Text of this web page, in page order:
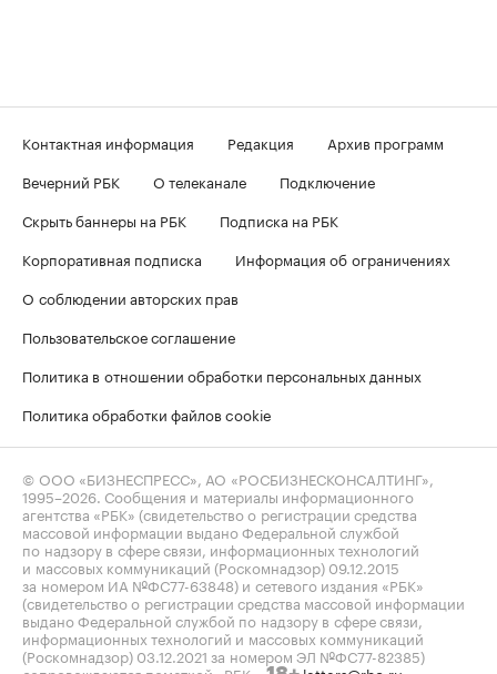
Контактная информация Редакция
Архив программ
Вечерний РБК
О телеканале
Подключение
Скрыть баннеры на РБК
Подписка на РБК
Корпоративная подписка
Информация об ограничениях
О соблюдении авторских прав
Пользовательское соглашение
Политика в отношении обработки персональных данных
Политика обработки файлов cookie
© ООО «БИЗНЕСПРЕСС», АО «РОСБИЗНЕСКОНСАЛТИНГ»,
1995–2026 . Сообщения и материалы информационного
агентства «РБК» (свидетельство о регистрации средства
массовой информации выдано Федеральной службой
по надзору в сфере связи, информационных технологий
и массовых коммуникаций (Роскомнадзор) 09.12.2015
за номером ИА №ФС77-63848) и сетевого издания «РБК»
(свидетельство о регистрации средства массовой информации
выдано Федеральной службой по надзору в сфере связи,
информационных технологий и массовых коммуникаций
(Роскомнадзор) 03.12.2021 за номером ЭЛ №ФС77-82385)